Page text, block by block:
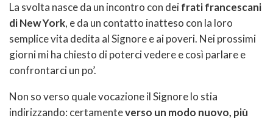
La svolta nasce da un incontro con deifrati francescani
di New York, e da un contatto inatteso con la loro
semplice vita dedita al Signore e ai poveri. Nei prossimi
giorni mi ha chiesto di poterci vedere e così parlare e
confrontarci un po’.
Non so verso quale vocazione il Signore lo stia
indirizzando: certamenteverso un modo nuovo, più